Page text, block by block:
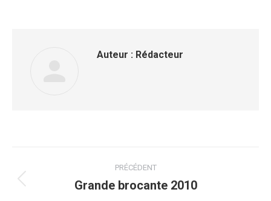
Auteur : Rédacteur
article
PRÉCÉDENT
Article
Grande brocante 2010